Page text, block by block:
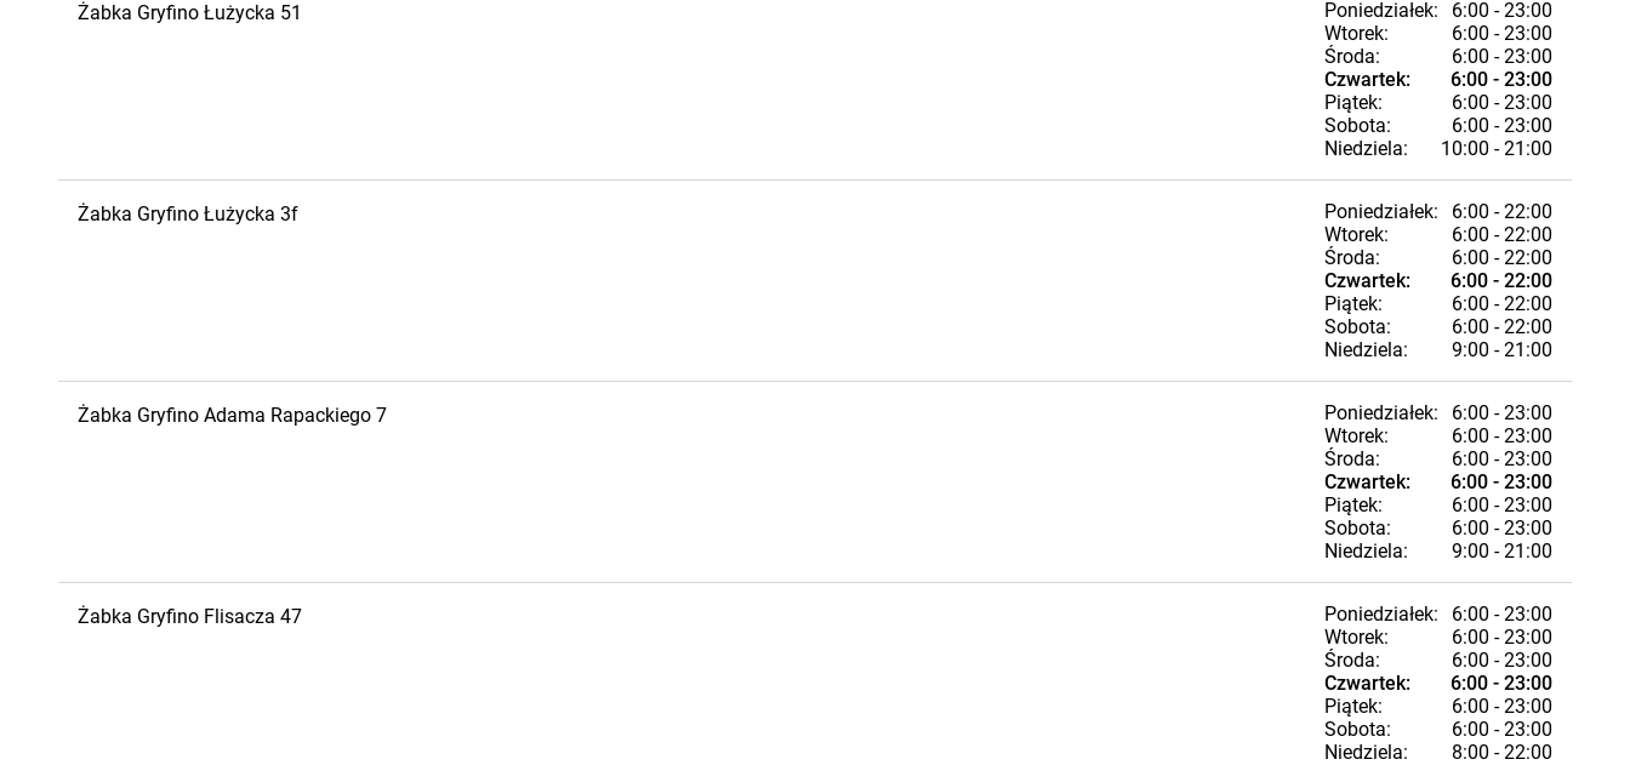
Żabka Gryfino Łużycka 51 Poniedziałek:
6:00 - 23:00
Wtorek:
6:00 - 23:00
Środa:
6:00 - 23:00
Czwartek:
6:00 - 23:00
Piątek:
6:00 - 23:00
Sobota:
6:00 - 23:00
Niedziela:
10:00 - 21:00
Żabka Gryfino Łużycka 3f Poniedziałek:
6:00 - 22:00
Wtorek:
6:00 - 22:00
Środa:
6:00 - 22:00
Czwartek:
6:00 - 22:00
Piątek:
6:00 - 22:00
Sobota:
6:00 - 22:00
Niedziela:
9:00 - 21:00
Żabka Gryfino Adama Rapackiego 7 Poniedziałek:
6:00 - 23:00
Wtorek:
6:00 - 23:00
Środa:
6:00 - 23:00
Czwartek:
6:00 - 23:00
Piątek:
6:00 - 23:00
Sobota:
6:00 - 23:00
Niedziela:
9:00 - 21:00
Żabka Gryfino Flisacza 47 Poniedziałek:
6:00 - 23:00
Wtorek:
6:00 - 23:00
Środa:
6:00 - 23:00
Czwartek:
6:00 - 23:00
Piątek:
6:00 - 23:00
Sobota:
6:00 - 23:00
Niedziela:
8:00 - 22:00